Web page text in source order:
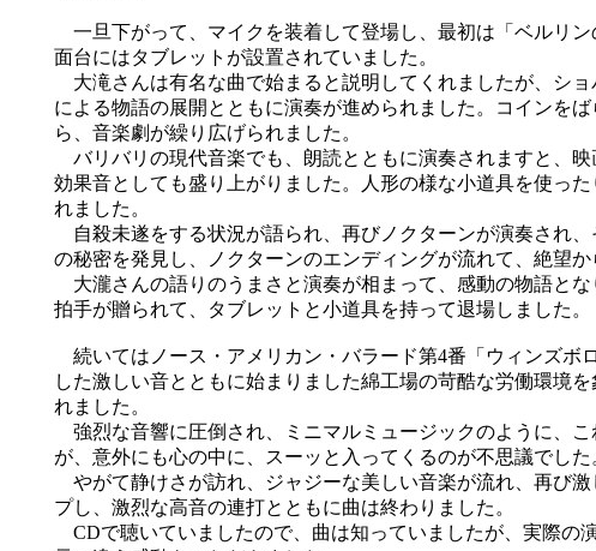
一旦下がって、マイクを装着して登場し、最初は「ベルリ
面台にはタブレットが設置されていました。
大滝さんは有名な曲で始まると説明してくれましたが、シ
による物語の展開とともに演奏が進められました。コインを
ら、音楽劇が繰り広げられました。
バリバリの現代音楽でも、朗読とともに演奏されますと、映
効果音としても盛り上がりました。人形の様な小道具を使っ
れました。
自殺未遂をする状況が語られ、再びノクターンが演奏され
の秘密を発見し、ノクターンのエンディングが流れて、絶望
大瀧さんの語りのうまさと演奏が相まって、感動の物語と
拍手が贈られて、タブレットと小道具を持って退場しました。
続いてはノース・アメリカン・バラード第4番「ウィンズボ
した激しい音とともに始まりました綿工場の苛酷な労働環境
れました。
強烈な音響に圧倒され、ミニマルミュージックのように、
が、意外にも心の中に、スーッと入ってくるのが不思議でした
やがて静けさが訪れ、ジャジーな美しい音楽が流れ、再び
プし、激烈な高音の連打とともに曲は終わりました。
CDで聴いていましたので、曲は知っていましたが、実際の